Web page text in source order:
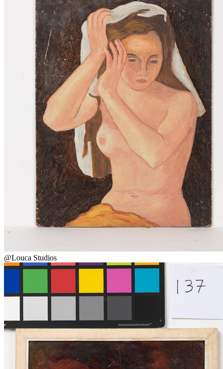
@Louca Studios